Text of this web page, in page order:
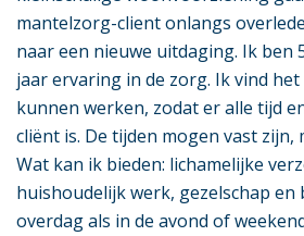
mantelzorg-client onlangs
naar een nieuwe uitdaging. Ik ben
jaar ervaring in de zorg. Ik vind
kunnen werken, zodat er alle tijd
cliënt is. De tijden mogen vast zijn,
Wat kan ik bieden: lichamelijke
huishoudelijk werk, gezelschap en
overdag als in de avond of